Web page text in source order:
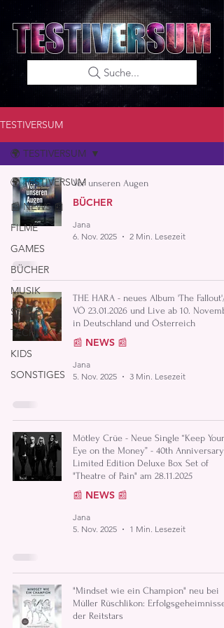
Suche...
TESTIVERSUM
🌍 TESTIVERSUM
📰 NEWS 📰
FILME
GAMES
BÜCHER
MUSIK
SPIELE
TECHNIK
KIDS
SONSTIGES
🌍 TESTIVERSUM
Vor unseren Augen
BÜCHER
Jana
6. Nov. 2025
2 Min. Lesezeit
THE HARA - neues Album 'The Fallout'/
VÖ 23.01.2026 und Live ab 10.
in Deutschland und Österreich
📰 NEWS 📰
Jana
5. Nov. 2025
3 Min. Lesezeit
Mötley Crüe - Neue Single “Keep Your
Eye on the Money” - 40th Anniversary
Limited Edition Deluxe Box Set of
"Theatre of Pain" am 28.11.2025
📰 NEWS 📰
Jana
5. Nov. 2025
1 Min. Lesezeit
"Mindset wie ein Champion" neu bei
Müller Rüschlikon: Erfolgsgeheimnisse
der Reitstars